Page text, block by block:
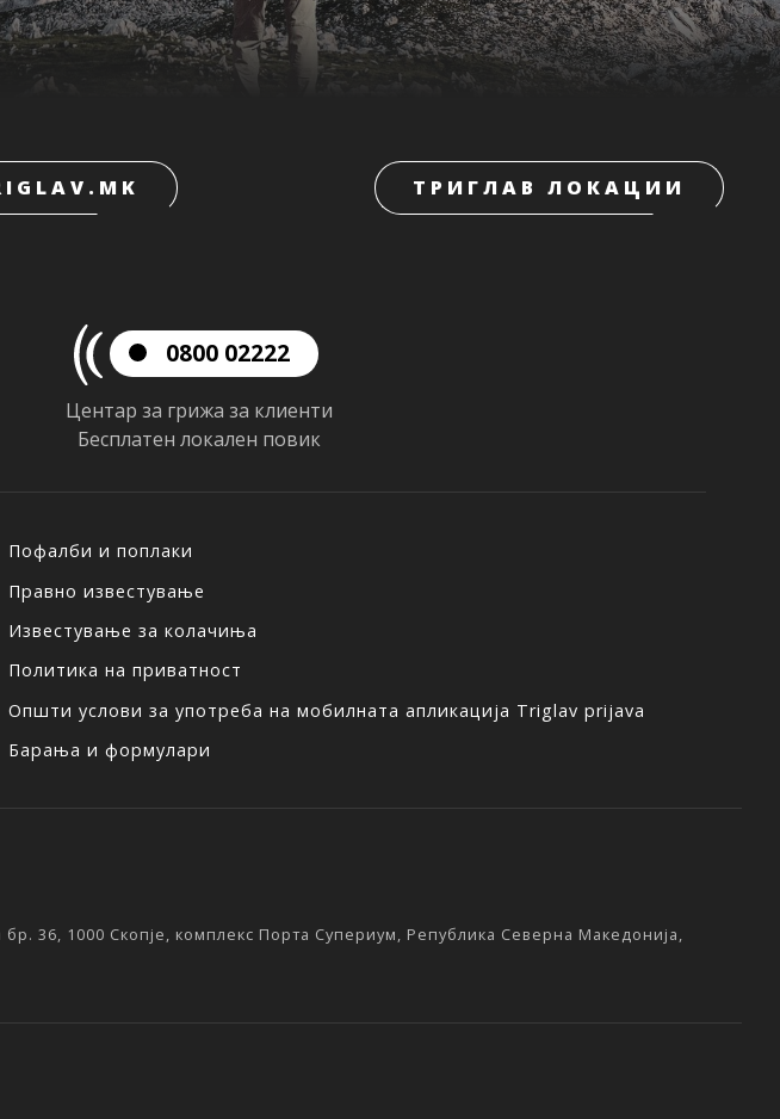
ТРИГЛАВ ЛОКАЦИИ
0800 02222
Центар за грижа за клиенти
Бесплатен локален повик
Пофалби и поплаки
Правно известување
Известување за колачиња
Политика на приватност
Општи услови за употреба на мобилната апликација Triglav prijava
Барања и формулари
36, 1000 Скопје, комплекс Порта Супериум, Република Северна Македонија,